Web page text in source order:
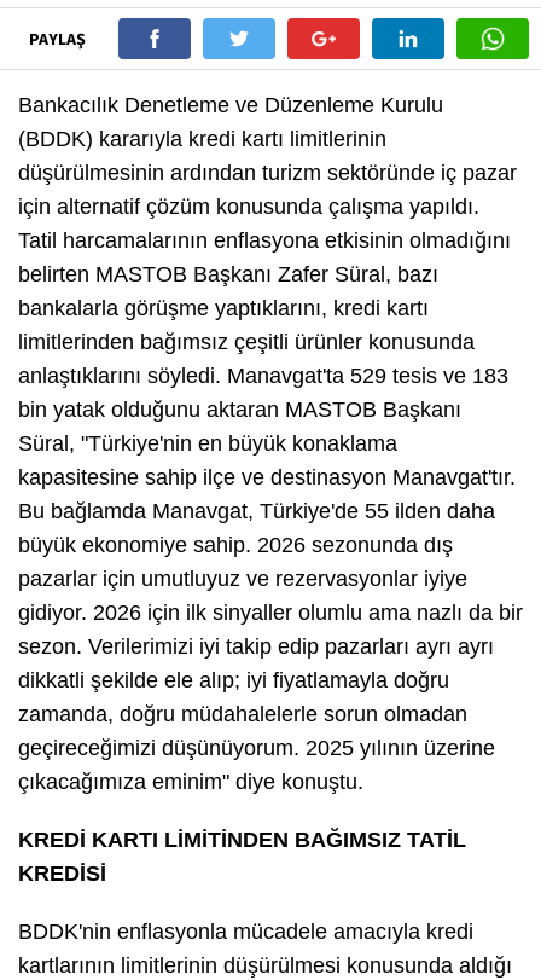
PAYLAŞ
Bankacılık Denetleme ve Düzenleme Kurulu
(BDDK) kararıyla kredi kartı limitlerinin
düşürülmesinin ardından turizm sektöründe iç pazar
için alternatif çözüm konusunda çalışma yapıldı.
Tatil harcamalarının enflasyona etkisinin olmadığını
belirten MASTOB Başkanı Zafer Süral, bazı
bankalarla görüşme yaptıklarını, kredi kartı
limitlerinden bağımsız çeşitli ürünler konusunda
anlaştıklarını söyledi. Manavgat'ta 529 tesis ve 183
bin yatak olduğunu aktaran MASTOB Başkanı
Süral, "Türkiye'nin en büyük konaklama
kapasitesine sahip ilçe ve destinasyon Manavgat'tır.
Bu bağlamda Manavgat, Türkiye'de 55 ilden daha
büyük ekonomiye sahip. 2026 sezonunda dış
pazarlar için umutluyuz ve rezervasyonlar iyiye
gidiyor. 2026 için ilk sinyaller olumlu ama nazlı da bir
sezon. Verilerimizi iyi takip edip pazarları ayrı ayrı
dikkatli şekilde ele alıp; iyi fiyatlamayla doğru
zamanda, doğru müdahalelerle sorun olmadan
geçireceğimizi düşünüyorum. 2025 yılının üzerine
çıkacağımıza eminim" diye konuştu.
KREDİ KARTI LİMİTİNDEN BAĞIMSIZ TATİL
KREDİSİ
BDDK'nin enflasyonla mücadele amacıyla kredi
kartlarının limitlerinin düşürülmesi konusunda aldığı